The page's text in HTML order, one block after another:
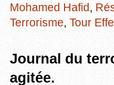
Mohamed Hafid,
Terrorisme, Tour
Journal du
agitée.